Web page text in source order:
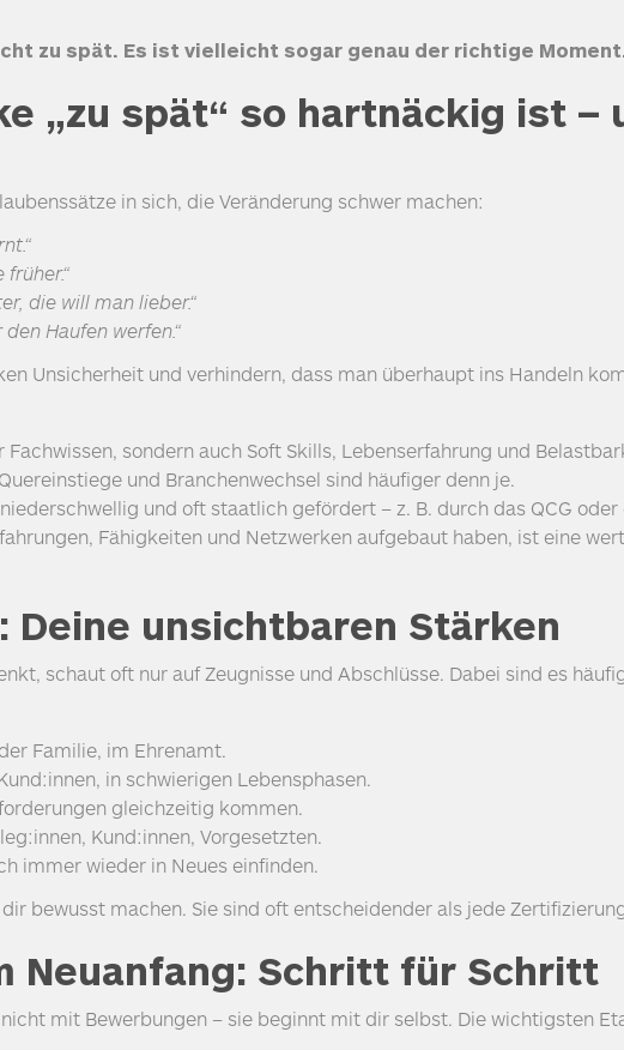
zu spät. Es ist vielleicht sogar genau der richtige
„zu spät“ so hartnäckig ist –
in sich, die Veränderung schwer machen:
die will man lieber.“
Haufen werfen.“
Unsicherheit und verhindern, dass man überhaupt ins Handeln
sondern auch Soft Skills, Lebenserfahrung und
und Branchenwechsel sind häufiger denn je.
und oft staatlich gefördert – z. B. durch das QCG oder
Fähigkeiten und Netzwerken aufgebaut haben, ist eine
Deine unsichtbaren Stärken
schaut oft nur auf Zeugnisse und Abschlüsse. Dabei sind es
Familie, im Ehrenamt.
in schwierigen Lebensphasen.
gleichzeitig kommen.
Kund:innen, Vorgesetzten.
immer wieder in Neues einfinden.
bewusst machen. Sie sind oft entscheidender als jede
Neuanfang: Schritt für Schritt
mit Bewerbungen – sie beginnt mit dir selbst. Die wichtigsten